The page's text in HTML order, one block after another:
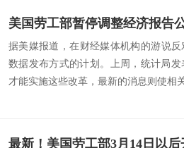
美国劳工部暂停调整经济报告
据美媒报道，在财经媒体机构的游说
数据发布方式的计划。上周，统计局
才能实施这些改革，最新的消息则使相